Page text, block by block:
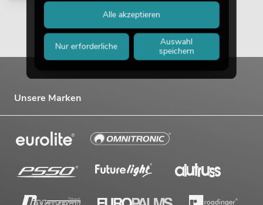
Unsere Marken
Nur erforderliche
Auswahl
speichern
Alle akzeptieren